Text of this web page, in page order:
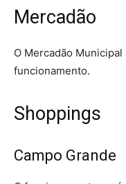
Mercadão
O Mercadão
funcionamento.
Shoppings
Campo Grande